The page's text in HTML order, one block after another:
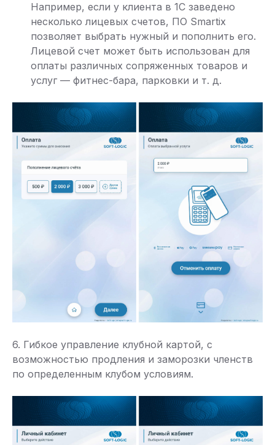
Например, если у клиента в 1С заведено
несколько лицевых счетов, ПО Smartix
позволяет выбрать нужный и пополнить его.
Лицевой счет может быть использован для
оплаты различных сопряженных товаров и
услуг — фитнес-бара, парковки и т. д.
6. Гибкое управление клубной картой, с
возможностью продления и заморозки членств
по определенным клубом условиям.